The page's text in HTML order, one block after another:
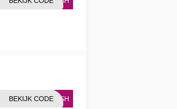
LASH
BEKIJK CODE